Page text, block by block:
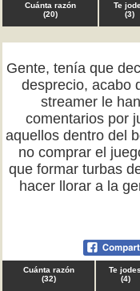
Cuánta razón
(20)
Te
(3)
Gente, tenía que
desprecio, acabo
streamer le
comentarios por
aquellos dentro del
no comprar el
que formar turbas
hacer llorar a la
Cuánta razón
(32)
Te jodes
(4)